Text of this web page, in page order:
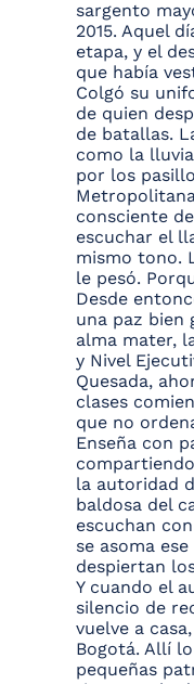
sargento
2015. Aquel
etapa, y el
que había
Colgó su
de quien
de batallas.
como la
por los
consciente
escuchar el
mismo tono.
le pesó.
Desde
una paz bien
alma mater,
y Nivel
Quesada,
clases
que no
Enseña con
la autoridad
baldosa del
escuchan
se asoma
despiertan
Y cuando el
silencio de
vuelve a
Bogotá. Allí
pequeñas